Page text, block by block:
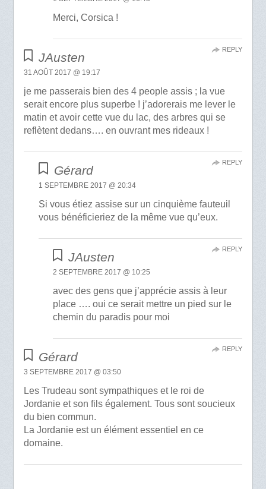
Merci, Corsica !
JAusten
31 AOÛT 2017 @ 19:17
je me passerais bien des 4 people assis ; la vue
serait encore plus superbe ! j’adorerais me lever le
matin et avoir cette vue du lac, des arbres qui se
reflètent dedans…. en ouvrant mes rideaux !
REPLY
Gérard
1 SEPTEMBRE 2017 @ 20:34
Si vous étiez assise sur un cinquième fauteuil
vous bénéficieriez de la même vue qu’eux.
REPLY
JAusten
2 SEPTEMBRE 2017 @ 10:25
avec des gens que j’apprécie assis à leur
place …. oui ce serait mettre un pied sur le
chemin du paradis pour moi
REPLY
Gérard
3 SEPTEMBRE 2017 @ 03:50
Les Trudeau sont sympathiques et le roi de
Jordanie et son fils également. Tous sont soucieux
du bien commun.
La Jordanie est un élément essentiel en ce
domaine.
REPLY